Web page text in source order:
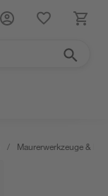
/ Maurerwerkzeuge &